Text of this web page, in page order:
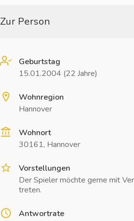
Zur Person
Geburtstag
15.01.2004 (22 Jahre)
Wohnregion
Hannover
Wohnort
30161, Hannover
Vorstellungen
Der Spieler möchte gerne mit
treten.
Antwortrate